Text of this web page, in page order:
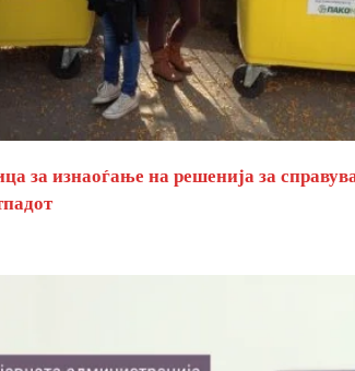
за изнаоѓање на решенија за